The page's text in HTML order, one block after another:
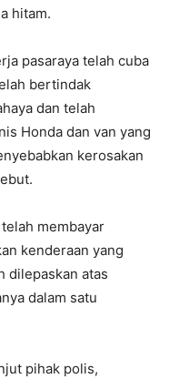
hitam.
pasaraya telah cuba
bertindak
dan telah
Honda dan van yang
kerosakan
membayar
kenderaan yang
dilepaskan atas
dalam satu
pihak polis,